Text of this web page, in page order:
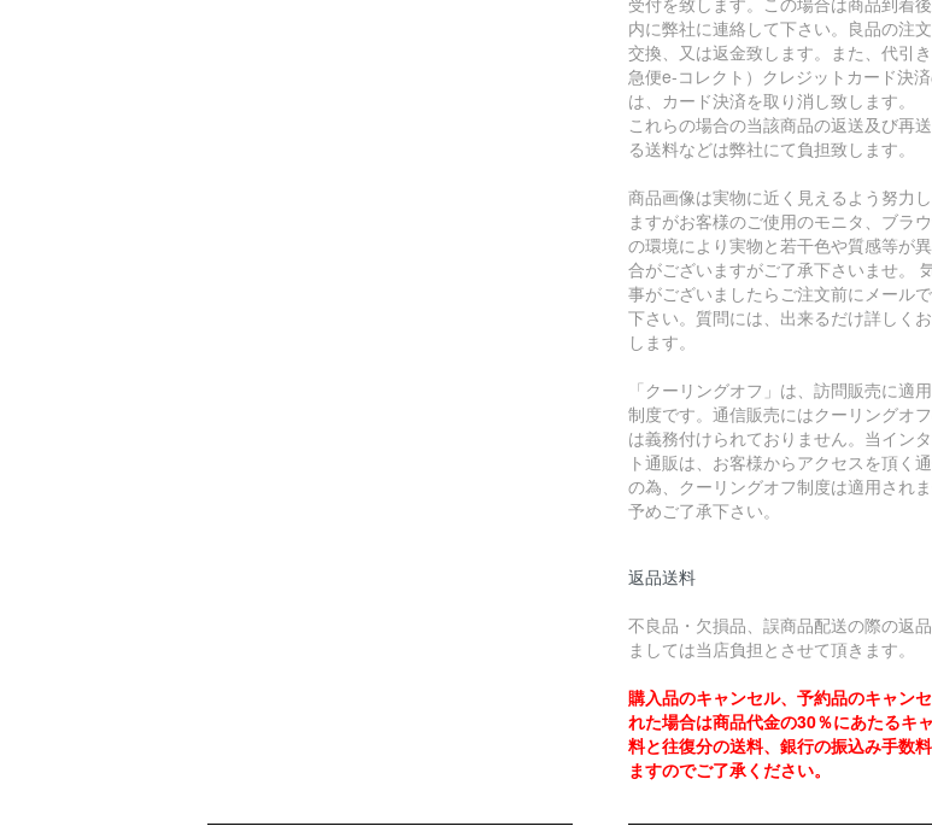
内に弊社に連絡して下さい。良品の注
交換、又は返金致します。また、代引
急便e-コレクト）クレジットカード決
は、カード決済を取り消し致します。
これらの場合の当該商品の返送及び再
る送料などは弊社にて負担致します。
商品画像は実物に近く見えるよう努力
ますがお客様のご使用のモニタ、ブラ
の環境により実物と若干色や質感等が
合がございますがご了承下さいませ。
事がございましたらご注文前にメール
下さい。質問には、出来るだけ詳しく
します。
「クーリングオフ」は、訪問販売に適
制度です。通信販売にはクーリングオ
は義務付けられておりません。当イン
ト通販は、お客様からアクセスを頂く
の為、クーリングオフ制度は適用されま
予めご了承下さい。
返品送料
不良品・欠損品、誤商品配送の際の返
ましては当店負担とさせて頂きます。
購入品のキャンセル、予約品のキャン
れた場合は商品代金の30％にあたるキ
料と往復分の送料、銀行の振込み手数
ますのでご了承ください。